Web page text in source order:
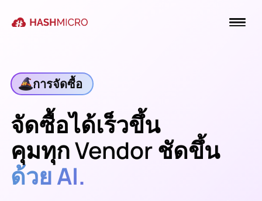
การจัดซื้อ
จัดซื้อได้เร็วขึ้น
คุมทุก Vendor ชัดขึ้น
ด้วย AI.